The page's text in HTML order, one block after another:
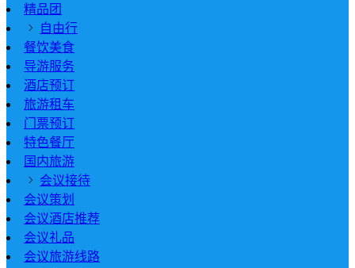
精品团
自由行
餐饮美食
导游服务
酒店预订
旅游租车
门票预订
特色餐厅
国内旅游
会议接待
会议策划
会议酒店推荐
会议礼品
会议旅游线路